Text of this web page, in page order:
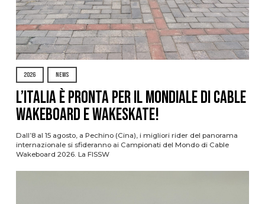
2026 NEWS
L’Italia è pronta per il Mondiale di Cable
Wakeboard e Wakeskate!
Dall’8 al 15 agosto, a Pechino (Cina), i migliori rider del panorama
internazionale si sfideranno ai Campionati del Mondo di Cable
Wakeboard 2026. La FISSW